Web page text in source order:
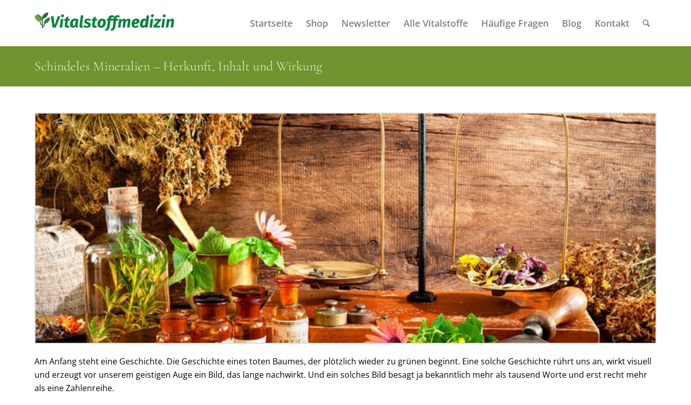
Startseite Shop Newsletter Alle Vitalstoffe Häufige Fragen Blog Kontakt
Schindeles Mineralien – Herkunft, Inhalt und Wirkung
Am Anfang steht eine Geschichte. Die Geschichte eines toten Baumes, der plötzlich wieder zu grünen beginnt. Eine solche Geschichte rührt uns an, wirkt visuell
und erzeugt vor unserem geistigen Auge ein Bild, das lange nachwirkt. Und ein solches Bild besagt ja bekanntlich mehr als tausend Worte und erst recht mehr
als eine Zahlenreihe.